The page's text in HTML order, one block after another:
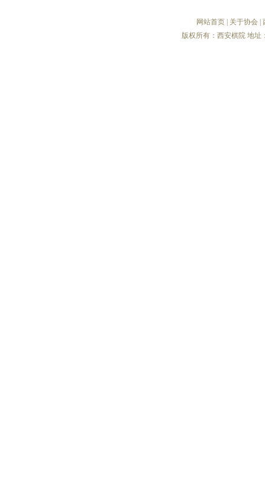
网站首页 关于协会
版权所有：西安棋院 地址